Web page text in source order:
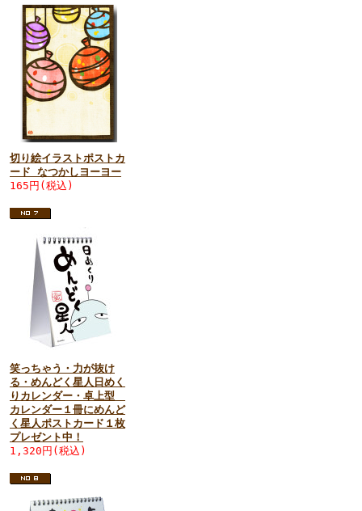
切り絵イラストポストカ
ード なつかしヨーヨー
165円(税込)
笑っちゃう・力が抜け
る・めんどく星人日めく
りカレンダー・卓上型
カレンダー１冊にめんど
く星人ポストカード１枚
プレゼント中！
1,320円(税込)